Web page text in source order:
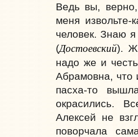
Ведь вы,
меня извольте-
человек. Знаю
(Достоевский).
надо же и
Абрамовна, что
пасха-то
окрасились.
Алексей не
поворчала